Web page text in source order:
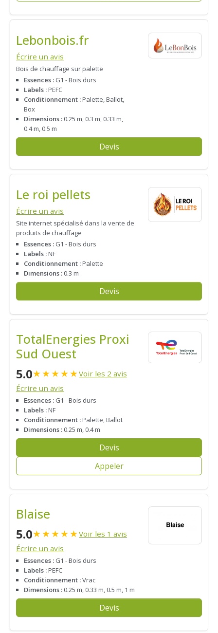
Lebonbois.fr
Écrire un avis
Bois de chauffage sur palette
Essences : G1 - Bois durs
Labels :PEFC
Conditionnement :Palette, Ballot,
Box
Dimensions : 0.25 m, 0.3 m, 0.33 m,
0.4 m, 0.5 m
Devis
Le roi pellets
Écrire un avis
Site internet spécialisé dans la vente de
produits de chauffage
Essences : G1 - Bois durs
Labels :NF
Conditionnement :Palette
Dimensions : 0.3 m
Devis
TotalEnergies Proxi
Sud Ouest
5.0★★★★★Voir les 2 avis
Écrire un avis
Essences : G1 - Bois durs
Labels :NF
Conditionnement :Palette, Ballot
Dimensions : 0.25 m, 0.4 m
Devis
Appeler
Blaise
5.0★★★★★Voir les 1 avis
Écrire un avis
Essences : G1 - Bois durs
Labels :PEFC
Conditionnement :Vrac
Dimensions : 0.25 m, 0.33 m, 0.5 m, 1 m
Devis